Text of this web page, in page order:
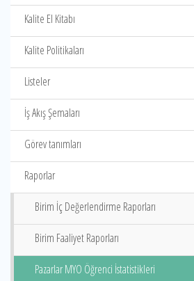
Kalite El Kitabı
Kalite Politikaları
Listeler
İş Akış Şemaları
Görev tanımları
Raporlar
Birim İç Değerlendirme Raporları
Birim Faaliyet Raporları
Pazarlar MYO Öğrenci İstatistikleri